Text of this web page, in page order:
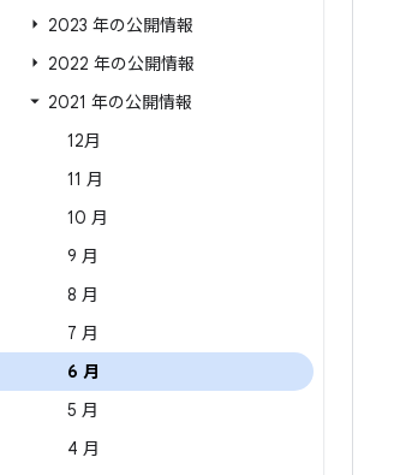
2023 年の公開情報
2022 年の公開情報
2021 年の公開情報
12月
11 月
10 月
9 月
8 月
7 月
6 月
5 月
4 月